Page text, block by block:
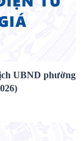
UBND phường